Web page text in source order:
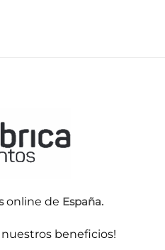
online de España.
beneficios!